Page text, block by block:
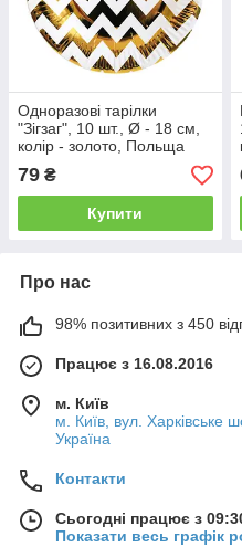
Одноразові тарілки
"Зігзаг", 10 шт., Ø - 18 см,
колір - золото, Польща
79 ₴
Купити
Про нас
98% позитивних з 450
Працює з 16.08.2016
м. Київ
м. Київ, вул. Харківське
Україна
Контакти
Сьогодні працює з
Показати весь графік